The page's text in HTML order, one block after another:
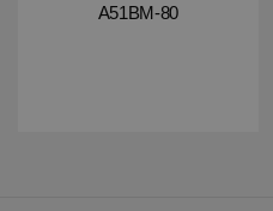
A51BM-80